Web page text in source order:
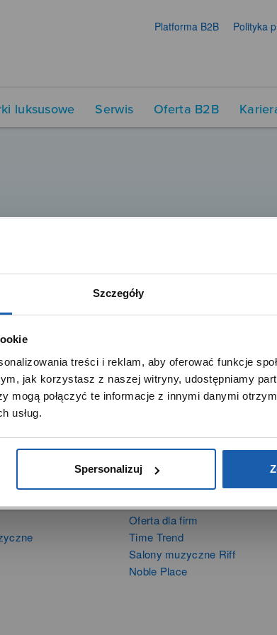
Szczegóły
treści i reklam, aby oferować funkcje
jak korzystasz z naszej witryny, udostępniamy
mogą połączyć te informacje z innymi danymi
usług.
Spersonalizuj
Platforma B2B Polityka
luksusowe Serwis Oferta B2B
Oferta dla firm
Time Trend
Salony muzyczne Riff
Noble Place
SZANOWNA UŻYTKOWNICZKO
plików cookie w celach analitycznych, statystycznych
w tym aby analizować ruch w tej witrynie,
jej działanie oraz zapamiętywać Twoje preferencje.
DOWIEDZ SIĘ WIĘCEJ PRZEJDŹ DO SERWISU